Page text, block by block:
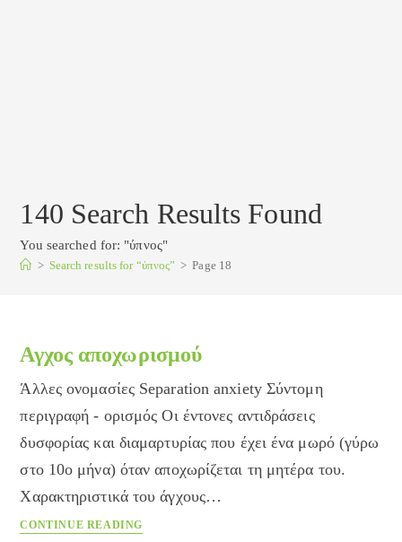
140 Search Results Found
You searched for: "ύπνος"
> Search results for“ύπνος” > Page 18
Αγχος αποχωρισμού
Άλλες ονομασίες Separation anxiety Σύντομη
περιγραφή - ορισμός Οι έντονες αντιδράσεις
δυσφορίας και διαμαρτυρίας που έχει ένα μωρό (γύρω
στο 10ο μήνα) όταν αποχωρίζεται τη μητέρα του.
Χαρακτηριστικά του άγχους…
CONTINUE READING